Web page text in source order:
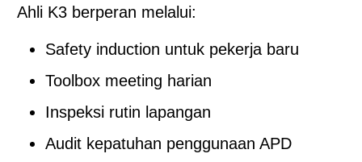
Ahli K3 berperan melalui:
Safety induction untuk pekerja baru
Toolbox meeting harian
Inspeksi rutin lapangan
Audit kepatuhan penggunaan APD